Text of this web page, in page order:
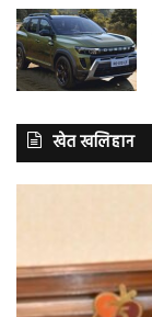
खेत खलिहान